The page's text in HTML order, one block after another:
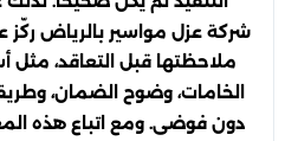
شركة عزل مواسير بالرياض ركّز
ملاحظتها قبل التعاقد، مثل
الخامات، وضوح الضمان،
دون فوضى. ومع اتباع هذه